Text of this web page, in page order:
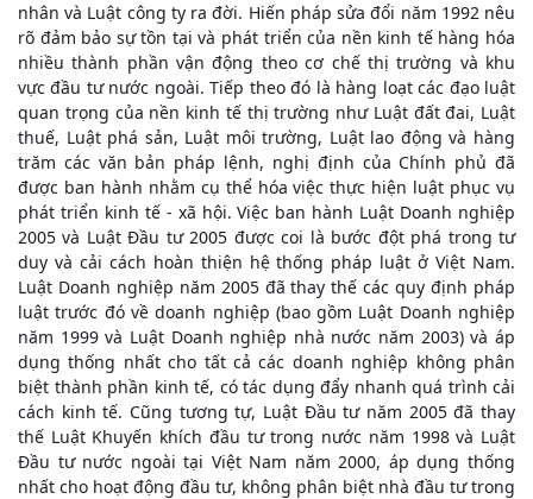
nhân và Luật công ty ra đời. Hiến pháp sửa đổi năm 1992 nêu
rõ đảm bảo sự tồn tại và phát triển của nền kinh tế hàng hóa
nhiều thành phần vận động theo cơ chế thị trường và khu
vực đầu tư nước ngoài. Tiếp theo đó là hàng loạt các đạo luật
quan trọng của nền kinh tế thị trường như Luật đất đai, Luật
thuế, Luật phá sản, Luật môi trường, Luật lao động và hàng
trăm các văn bản pháp lệnh, nghị định của Chính phủ đã
được ban hành nhằm cụ thể hóa việc thực hiện luật phục vụ
phát triển kinh tế - xã hội. Việc ban hành Luật Doanh nghiệp
2005 và Luật Đầu tư 2005 được coi là bước đột phá trong tư
duy và cải cách hoàn thiện hệ thống pháp luật ở Việt Nam.
Luật Doanh nghiệp năm 2005 đã thay thế các quy định pháp
luật trước đó về doanh nghiệp (bao gồm Luật Doanh nghiệp
năm 1999 và Luật Doanh nghiệp nhà nước năm 2003) và áp
dụng thống nhất cho tất cả các doanh nghiệp không phân
biệt thành phần kinh tế, có tác dụng đẩy nhanh quá trình cải
cách kinh tế. Cũng tương tự, Luật Đầu tư năm 2005 đã thay
thế Luật Khuyến khích đầu tư trong nước năm 1998 và Luật
Đầu tư nước ngoài tại Việt Nam năm 2000, áp dụng thống
nhất cho hoạt động đầu tư, không phân biệt nhà đầu tư trong